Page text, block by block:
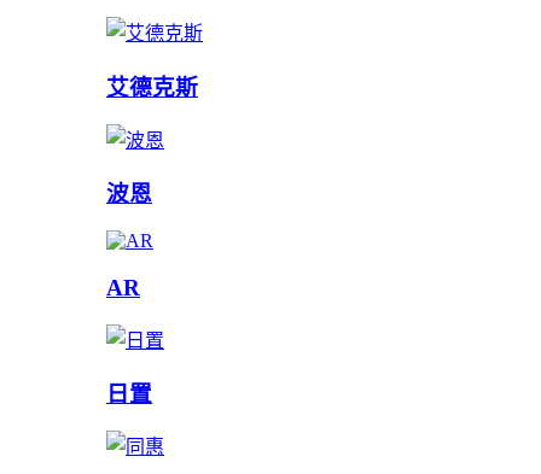
艾德克斯
波恩
AR
日置